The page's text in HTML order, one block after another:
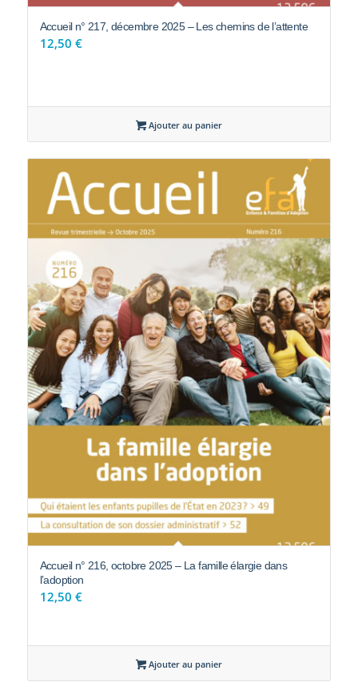
Accueil n° 217, décembre 2025 – Les chemins de l’attente
12,50 €
Ajouter au panier
Accueil n° 216, octobre 2025 – La famille élargie dans
l’adoption
12,50€
Ajouter au panier